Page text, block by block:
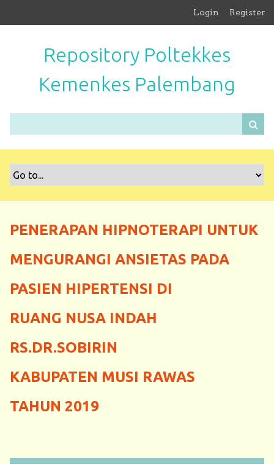
Login Register
Repository Poltekkes
Kemenkes Palembang
PENERAPAN HIPNOTERAPI UNTUK
MENGURANGI ANSIETAS PADA
PASIEN HIPERTENSI DI
RUANG NUSA INDAH
RS.DR.SOBIRIN
KABUPATEN MUSI RAWAS
TAHUN 2019